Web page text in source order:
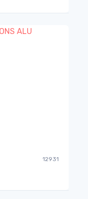
12931